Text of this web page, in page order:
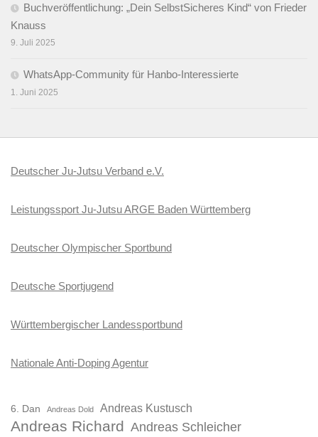
Buchveröffentlichung: „Dein SelbstSicheres Kind“ von Frieder
Knauss
9. Juli 2025
WhatsApp-Community für Hanbo-Interessierte
1. Juni 2025
Deutscher Ju-Jutsu Verband e.V.
Leistungssport Ju-Jutsu ARGE Baden Württemberg
Deutscher Olympischer Sportbund
Deutsche Sportjugend
Württembergischer Landessportbund
Nationale Anti-Doping Agentur
6. Dan Andreas Dold Andreas Kustusch
Andreas Richard Andreas Schleicher